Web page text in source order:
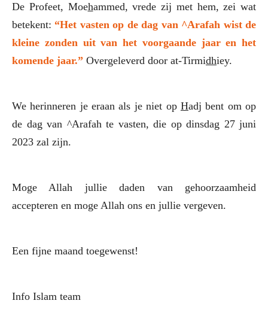
De Profeet, Moehammed, vrede zij met hem, zei wat
betekent: “Het vasten op de dag van ^Arafah wist de
kleine zonden uit van het voorgaande jaar en het
komende jaar.” Overgeleverd door at-Tirmidhiey.
We herinneren je eraan als je niet op Hadj bent om op
de dag van ^Arafah te vasten, die op dinsdag 27 juni
2023 zal zijn.
Moge Allah jullie daden van gehoorzaamheid
accepteren en moge Allah ons en jullie vergeven.
Een fijne maand toegewenst!
Info Islam team